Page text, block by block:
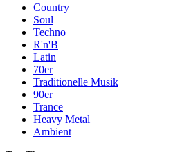
Country
Soul
Techno
R'n'B
Latin
70er
Traditionelle Musik
90er
Trance
Heavy Metal
Ambient